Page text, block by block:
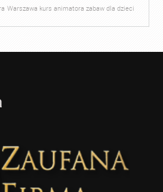
Warszawa kurs animatora zabaw dla dzieci